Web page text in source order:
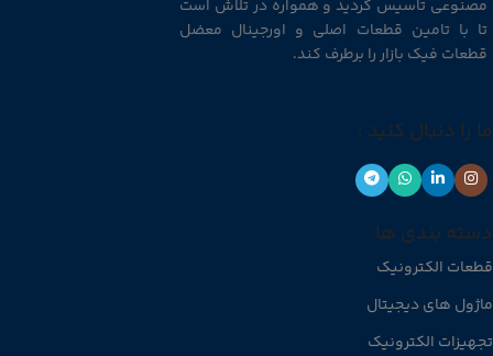
مصنوعی تاسیس گردید و همواره در تلاش است
تا با تامین قطعات اصلی و اورجینال معضل
قطعات فیک بازار را برطرف کند.
ما را دنبال کنید :
دسته بندی ها
قطعات الکترونیک
ماژول های دیجیتال
تجهیزات الکترونیک